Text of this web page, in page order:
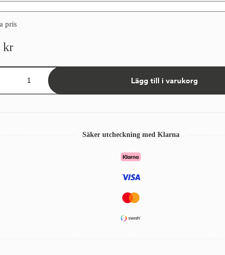
pris
kr
Lägg till i varukorg
Säker utcheckning med Klarna